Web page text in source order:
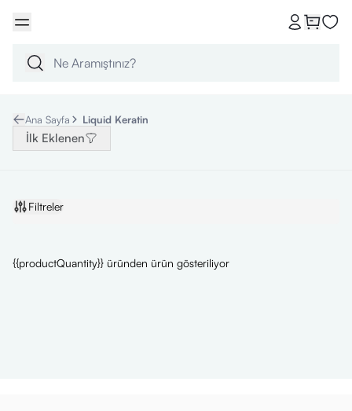
Ana Sayfa Liquid Keratin
İlk Eklenen
Filtreler
{{productQuantity}} üründen ürün gösteriliyor